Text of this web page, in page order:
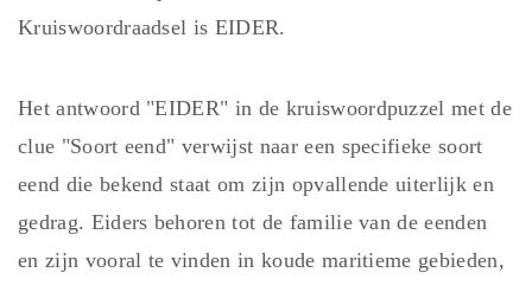
Kruiswoordraadsel is EIDER.
Het antwoord "EIDER" in de kruiswoordpuzzel met de
clue "Soort eend" verwijst naar een specifieke soort
eend die bekend staat om zijn opvallende uiterlijk en
gedrag. Eiders behoren tot de familie van de eenden
en zijn vooral te vinden in koude maritieme gebieden,